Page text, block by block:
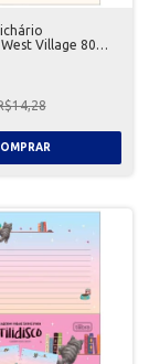
Village 80